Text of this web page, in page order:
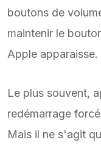
boutons de
maintenir le
Apple apparaisse.
Le plus souvent,
redémarrage
Mais il ne s'agit